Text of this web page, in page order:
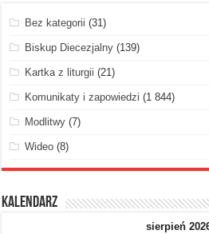
Bez kategorii (31)
Biskup Diecezjalny (139)
Kartka z liturgii (21)
Komunikaty i zapowiedzi (1 844)
Modlitwy (7)
Wideo (8)
Kalendarz
sierpień